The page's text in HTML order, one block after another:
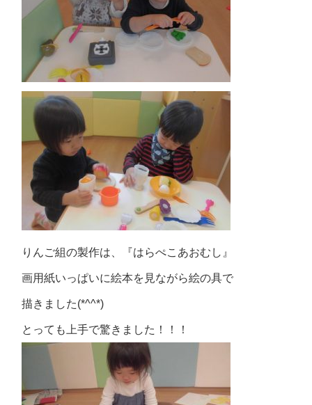
りんご組の製作は、『はらぺこあおむし』
画用紙いっぱいに絵本を見ながら絵の具で
描きました(*^^*)
とっても上手で驚きました！！！